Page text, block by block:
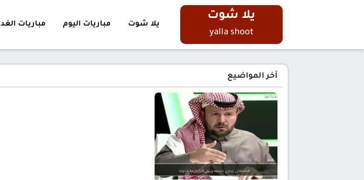
يلا شوت
yalla shoot
يلا شوت مباريات اليوم مباريات الغد
آخر المواضيع